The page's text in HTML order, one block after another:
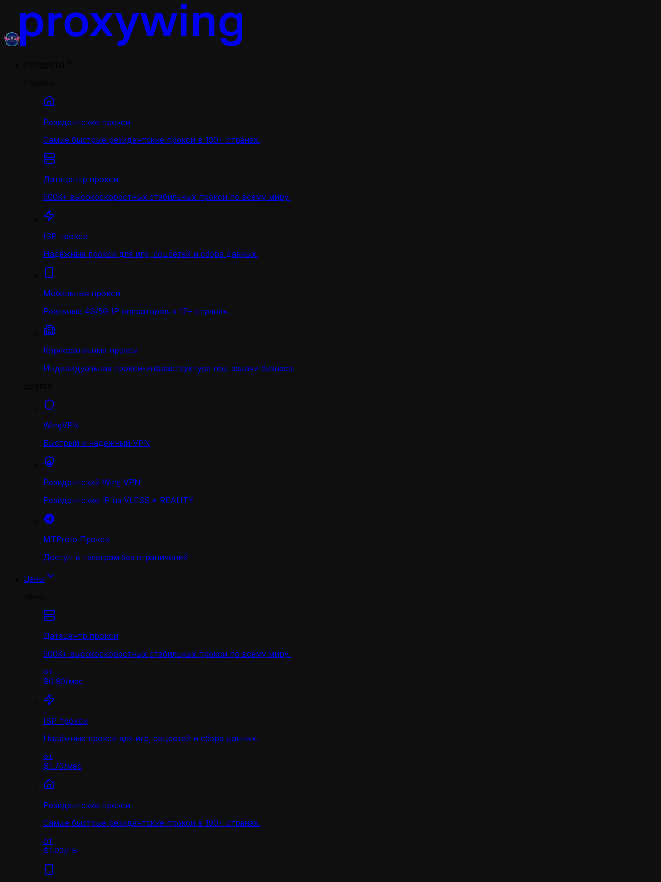
Резидентские прокси
Самые быстрые резидентские прокси в 190+ странах.
Датацентр прокси
500K+ высокоскоростных стабильных прокси по всему миру.
ISP прокси
Надёжные прокси для игр, соцсетей и сбора данных.
Мобильные прокси
Реальные 4G/5G IP операторов в 17+ странах.
Корпоративные прокси
Индивидуальная прокси-инфраструктура под задачи бизнеса.
WingVPN
Быстрый и надежный VPN
Резидентский Wing VPN
Резидентские IP на VLESS + REALITY
MTProto Прокси
Доступ в телеграм без ограничений
Цены
Датацентр прокси
500K+ высокоскоростных стабильных прокси по всему миру.
от
$0.90/мес
ISP прокси
Надёжные прокси для игр, соцсетей и сбора данных.
от
$1.70/мес
Резидентские прокси
Самые быстрые резидентские прокси в 190+ странах.
от
$1.00/ГБ